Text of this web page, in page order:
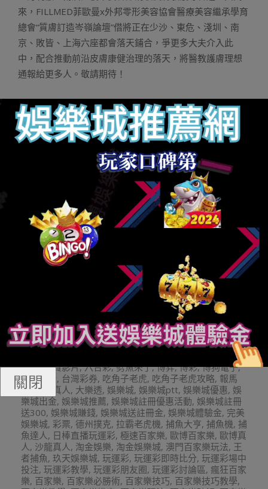
來，FILLMED菲歐曼x外邦零形美容協會醫療美容繼承學育
總會“質膚訂造岑嶺論壇”借將正在少沙、東危、淺圳、南
京、敗皆、上海六座都會落天鋪合，爭更多大夫介入此
中，配合推動前沿皮膚康健治理的落天，將醫教護膚理想
通報給更多人。敬請期待！
財神捕魚機
財神娛樂城
娛樂城
娛樂城註冊
通博娛樂
娛樂城推薦
財神娛樂
玩運彩投注
2023 年 11 月 20 日 In:
Tagged: ,539,BNG老虎機
BS老虎機, HOYA娛樂城,leo娛樂,leo娛樂城,mlb美國職
棒, mlb美金盤口,nba,nba美國職籃,PNG老虎機,Q8娛樂
城,QT電子,RTG電子遊戲,super體育,TC娛樂城,TT老
免費
小說,免費影片,六合彩,劈魚來了,博弈,博彩,博狗電子,
即時比分 , 台灣彩券, 吃角子老虎, 吃角子老虎攻略, 報馬
仔,夢幻真人, 大樂透, 娛樂城, 娛樂城ptt, 娛樂城優惠, 娛
樂城出金, 娛樂城推薦, 娛樂城註冊優惠活動, 娛樂城註冊
送300, 娛樂城賺錢, 娛樂城送註冊金, 娛樂城體驗金, 完美
娛樂城, 彩票, 德州撲克, 拉霸老虎機, 捕魚大亨, 捕魚機, 捕
魚達人, 日棒直播玩運彩, 極速百家樂, 歐博百家樂, 歐博真
人, 沙龍真人, 淘金娛樂, 淘金娛樂城, 澳門百家樂玩法, 王
者捕魚, 玖天娛樂城, 玩運彩, 玩運彩即時比分, 玩運彩場中
投注, 玩運彩教學, 玩運彩朋友圈, 玩運彩討論區, 瘋狂百家
樂, 百家樂, 百家樂必勝術, 百家樂技巧, 百家樂技巧教學,
關閉